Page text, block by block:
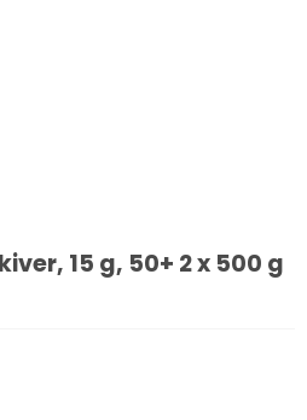
15 g, 50+ 2 x 500 g